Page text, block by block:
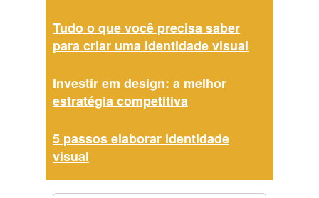
Tudo o que você precisa saber
para criar uma identidade visual
Investir em design: a melhor
estratégia competitiva
5 passos elaborar identidade
visual